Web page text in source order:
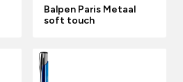
Balpen Paris Metaal
soft touch